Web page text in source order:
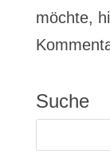
möchte,
Suche